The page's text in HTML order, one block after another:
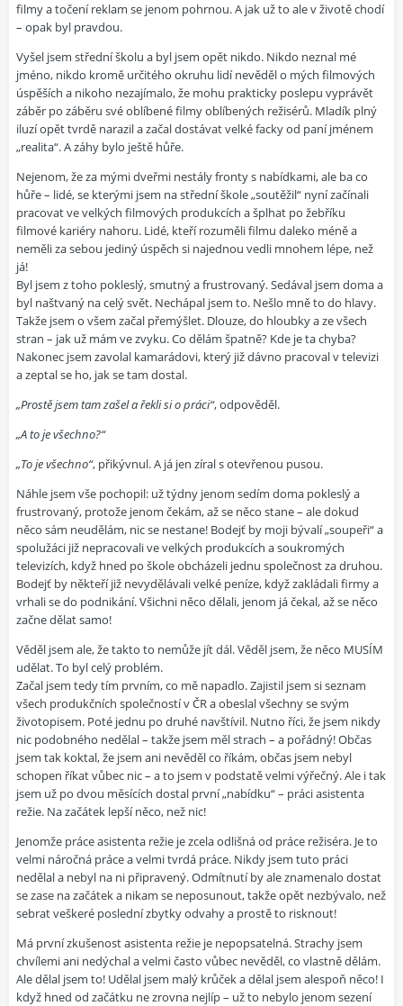
filmy a točení reklam se jenom pohrnou. A jak už to ale v životě chodí
– opak byl pravdou.
Vyšel jsem střední školu a byl jsem opět nikdo. Nikdo neznal mé
jméno, nikdo kromě určitého okruhu lidí nevěděl o mých filmových
úspěších a nikoho nezajímalo, že mohu prakticky poslepu vyprávět
záběr po záběru své oblíbené filmy oblíbených režisérů. Mladík plný
iluzí opět tvrdě narazil a začal dostávat velké facky od paní jménem
„realita“. A záhy bylo ještě hůře.
Nejenom, že za mými dveřmi nestály fronty s nabídkami, ale ba co
hůře – lidé, se kterými jsem na střední škole „soutěžil“ nyní začínali
pracovat ve velkých filmových produkcích a šplhat po žebříku
filmové kariéry nahoru. Lidé, kteří rozuměli filmu daleko méně a
neměli za sebou jediný úspěch si najednou vedli mnohem lépe, než
já!
Byl jsem z toho pokleslý, smutný a frustrovaný. Sedával jsem doma a
byl naštvaný na celý svět. Nechápal jsem to. Nešlo mně to do hlavy.
Takže jsem o všem začal přemýšlet. Dlouze, do hloubky a ze všech
stran – jak už mám ve zvyku. Co dělám špatně? Kde je ta chyba?
Nakonec jsem zavolal kamarádovi, který již dávno pracoval v televizi
a zeptal se ho, jak se tam dostal.
„Prostě jsem tam zašel a řekli si o práci“, odpověděl.
„A to je všechno?“
„To je všechno“, přikývnul. A já jen zíral s otevřenou pusou.
Náhle jsem vše pochopil: už týdny jenom sedím doma pokleslý a
frustrovaný, protože jenom čekám, až se něco stane – ale dokud
něco sám neudělám, nic se nestane! Bodejť by moji bývalí „soupeři“ a
spolužáci již nepracovali ve velkých produkcích a soukromých
televizích, když hned po škole obcházeli jednu společnost za druhou.
Bodejť by někteří již nevydělávali velké peníze, když zakládali firmy a
vrhali se do podnikání. Všichni něco dělali, jenom já čekal, až se něco
začne dělat samo!
Věděl jsem ale, že takto to nemůže jít dál. Věděl jsem, že něco MUSÍM
udělat. To byl celý problém.
Začal jsem tedy tím prvním, co mě napadlo. Zajistil jsem si seznam
všech produkčních společností v ČR a obeslal všechny se svým
životopisem. Poté jednu po druhé navštívil. Nutno říci, že jsem nikdy
nic podobného nedělal – takže jsem měl strach – a pořádný! Občas
jsem tak koktal, že jsem ani nevěděl co říkám, občas jsem nebyl
schopen říkat vůbec nic – a to jsem v podstatě velmi výřečný. Ale i tak
jsem už po dvou měsících dostal první „nabídku“ – práci asistenta
režie. Na začátek lepší něco, než nic!
Jenomže práce asistenta režie je zcela odlišná od práce režiséra. Je to
velmi náročná práce a velmi tvrdá práce. Nikdy jsem tuto práci
nedělal a nebyl na ni připravený. Odmítnutí by ale znamenalo dostat
se zase na začátek a nikam se neposunout, takže opět nezbývalo, než
sebrat veškeré poslední zbytky odvahy a prostě to risknout!
Má první zkušenost asistenta režie je nepopsatelná. Strachy jsem
chvílemi ani nedýchal a velmi často vůbec nevěděl, co vlastně dělám.
Ale dělal jsem to! Udělal jsem malý krůček a dělal jsem alespoň něco! I
když hned od začátku ne zrovna nejlíp – už to nebylo jenom sezení